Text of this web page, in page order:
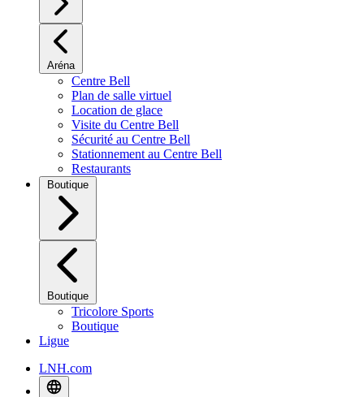
Aréna
Centre Bell
Plan de salle virtuel
Location de glace
Visite du Centre Bell
Sécurité au Centre Bell
Stationnement au Centre Bell
Restaurants
Boutique
Boutique
Tricolore Sports
Boutique
Ligue
LNH.com